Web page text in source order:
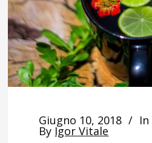
Giugno 10, 2018 In
By Igor Vitale